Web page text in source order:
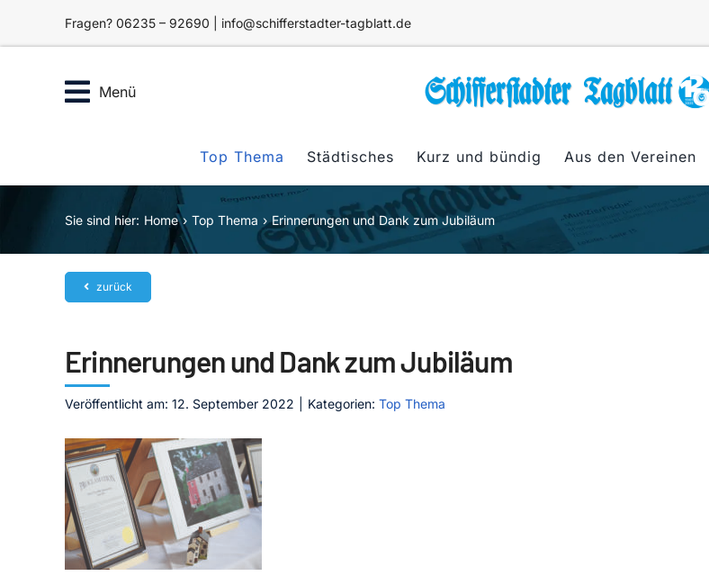
Fragen? 06235 – 92690 | info@schifferstadter-tagblatt.de
Menü
Top Thema Städtisches Kurz und bündig Aus den Vereinen
Sie sind hier: Home Top Thema Erinnerungen und Dank zum Jubiläum
zurück
Erinnerungen und Dank zum Jubiläum
Veröffentlicht am: 12. September 2022 Kategorien: Top Thema